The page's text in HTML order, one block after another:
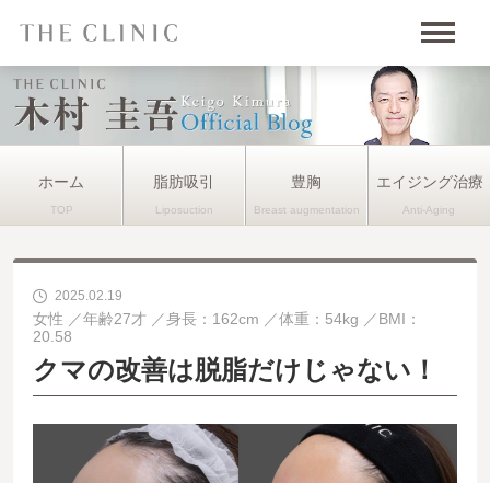
ホーム 脂肪吸引 豊胸 エイジング治療
2025.02.19
女性 年齢27才 身長：162cm 体重：54kg
BMI：
20.58
クマの改善は脱脂だけじゃない！